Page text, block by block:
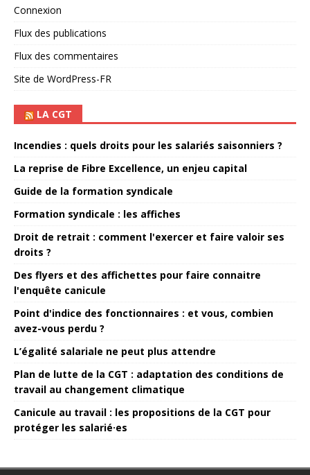
Connexion
Flux des publications
Flux des commentaires
Site de WordPress-FR
LA CGT
Incendies : quels droits pour les salariés saisonniers ?
La reprise de Fibre Excellence, un enjeu capital
Guide de la formation syndicale
Formation syndicale : les affiches
Droit de retrait : comment l'exercer et faire valoir ses
droits ?
Des flyers et des affichettes pour faire connaitre
l'enquête canicule
Point d'indice des fonctionnaires : et vous, combien
avez-vous perdu ?
L’égalité salariale ne peut plus attendre
Plan de lutte de la CGT : adaptation des conditions de
travail au changement climatique
Canicule au travail : les propositions de la CGT pour
protéger les salarié·es